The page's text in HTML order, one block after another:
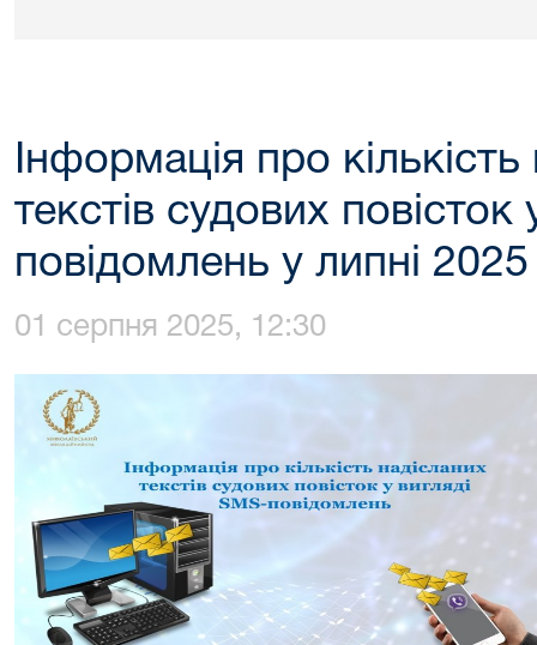
Інформація про
текстів судових повісток
повідомлень у липні
01 серпня 2025, 12:30